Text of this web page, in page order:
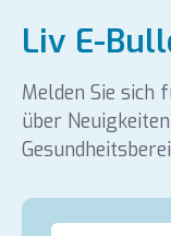
Liv E-
Melden Sie sich
über